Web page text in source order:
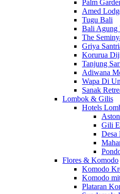
Palm
Amed
Tugu Bali
Bali Agung
The
Griya
Korurua
Tanjung
Adiwana
Wapa Di
Sanak
Lombok & Gilis
Hotels
Gili
Desa
Flores & Komodo
Komodo
Komodo
Plataran